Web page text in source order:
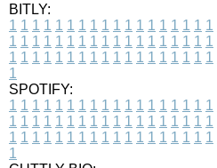
BITLY:
1 1 1 1 1 1 1 1 1 1 1 1 1 1 1 1 1 1
1 1 1 1 1 1 1 1 1 1 1 1 1 1 1 1 1 1
1 1 1 1 1 1 1 1 1 1 1 1 1 1 1 1 1 1
1
SPOTIFY:
1 1 1 1 1 1 1 1 1 1 1 1 1 1 1 1 1 1
1 1 1 1 1 1 1 1 1 1 1 1 1 1 1 1 1 1
1 1 1 1 1 1 1 1 1 1 1 1 1 1 1 1 1 1
1